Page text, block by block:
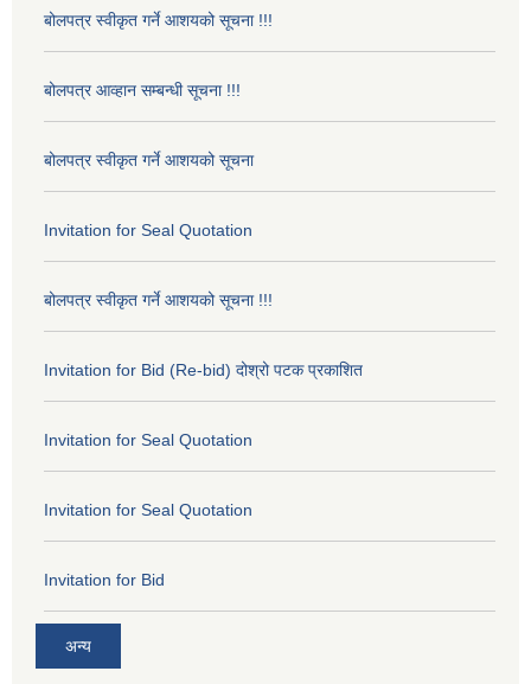
बोलपत्र स्वीकृत गर्ने आशयको सूचना !!!
बोलपत्र आव्हान सम्बन्धी सूचना !!!
बोलपत्र स्वीकृत गर्ने आशयको सूचना
Invitation for Seal Quotation
बोलपत्र स्वीकृत गर्ने आशयको सूचना !!!
Invitation for Bid (Re-bid) दोश्रो पटक प्रकाशित
Invitation for Seal Quotation
Invitation for Seal Quotation
Invitation for Bid
अन्य